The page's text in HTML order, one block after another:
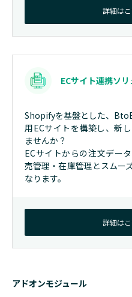
詳細は
ECサイト連携ソ
Shopifyを基盤とした、
用ECサイトを構築し、 新
ませんか？
ECサイトからの注文デー
売管理・在庫管理とスムー
なります。
詳細は
アドオンモジュール